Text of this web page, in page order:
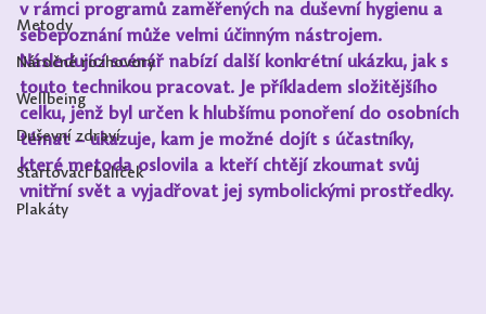
Metody
Náročné rozhovory
Wellbeing
Duševní zdraví
Startovací balíček
Plakáty
v rámci programů zaměřených na duševní hygienu a
sebepoznání může velmi účinným nástrojem.
Následující scénář nabízí další konkrétní ukázku, jak s
touto technikou pracovat. Je příkladem složitějšího
celku, jenž byl určen k hlubšímu ponoření do osobních
témat – ukazuje, kam je možné dojít s účastníky,
které metoda oslovila a kteří chtějí zkoumat svůj
vnitřní svět a vyjadřovat jej symbolickými prostředky.